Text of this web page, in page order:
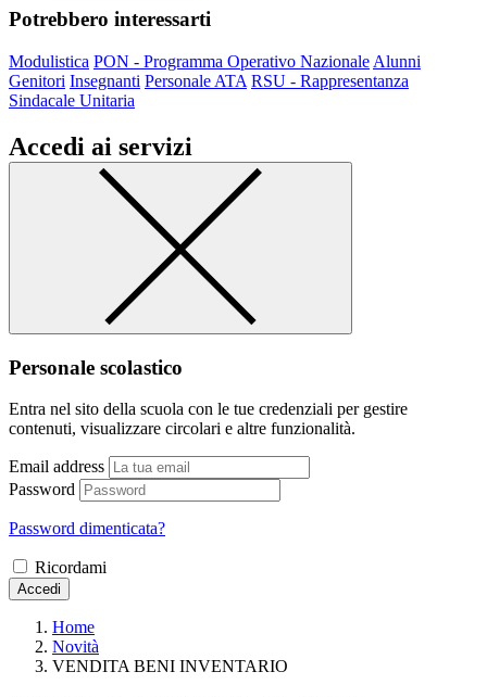
Potrebbero interessarti
Modulistica PON - Programma Operativo Nazionale Alunni
Genitori Insegnanti Personale ATA RSU - Rappresentanza
Sindacale Unitaria
Accedi ai servizi
Personale scolastico
Entra nel sito della scuola con le tue credenziali per gestire
contenuti, visualizzare circolari e altre funzionalità.
Email address
Password
Password dimenticata?
Ricordami
Accedi
Home
Novità
VENDITA BENI INVENTARIO